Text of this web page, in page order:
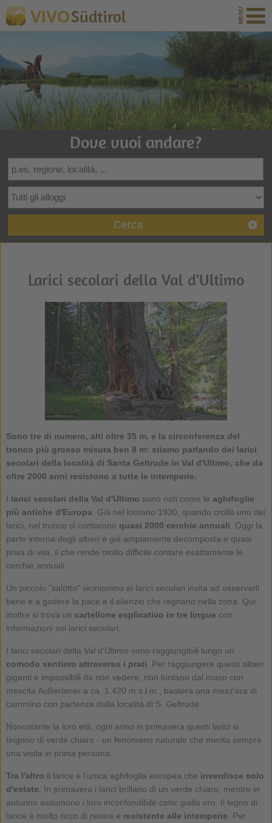
VIVOSüdtirol
Dove vuoi andare?
Cerca
Larici secolari della Val d'Ultimo
Sono tre di numero, alti oltre 35 m, e la circonferenza del
tronco più grosso misura ben 8 m: stiamo parlando dei larici
secolari della località di Santa Geltrude in Val d'Ultimo, che da
oltre 2000 anni resistono a tutte le intemperie.
I larici secolari della Val d'Ultimo sono noti come le aghifoglie
più antiche d'Europa . Già nel lontano 1930, quando crollò uno dei
larici, nel tronco si contarono quasi 2000 cerchie annuali . Oggi la
parte interna degli alberi è già ampiamente decomposta e quasi
priva di vita, il che rende molto difficile contare esattamente le
cerchie annuali.
Un piccolo "salotto" vicinissimo ai larici secolari invita ad osservarli
bene e a godere la pace e il silenzio che regnano nella zona. Qui
inoltre si trova un cartellone esplicativo in tre lingue con
informazioni sui larici secolari.
I larici secolari della Val d'Ultimo sono raggiungibili lungo un
comodo sentiero attraverso i prati . Per raggiungere questi alberi
giganti e impossibili da non vedere, non lontano dal maso con
mescita Außerlaner a ca. 1.420 m s.l.m., basterà una mezz'ora di
cammino con partenza dalla località di S. Geltrude.
Nonostante la loro età, ogni anno in primavera questi larici si
tingono di verde chiaro - un fenomeno naturale che merita sempre
una visita in prima persona.
Tra l'altro il larice è l'unica aghifoglia europea che inverdisce solo
d'estate . In primavera i larici brillano di un verde chiaro, mentre in
autunno assumono i loro inconfondibile color giallo oro. Il legno di
larice è molto ricco di resina e resistente alle intemperie . Per